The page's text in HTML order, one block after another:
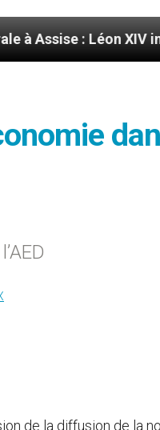
Léon XIV invite les
de la diffusion de la